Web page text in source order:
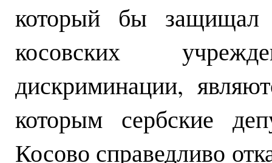
который бы защищал
косовских
дискриминации,
которым сербские
Косово справедливо